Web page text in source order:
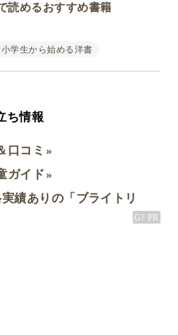
読めるおすすめ書籍
小学生から始める洋書
ち情報
口コミ
ガイド
績ありの「ブライトリ